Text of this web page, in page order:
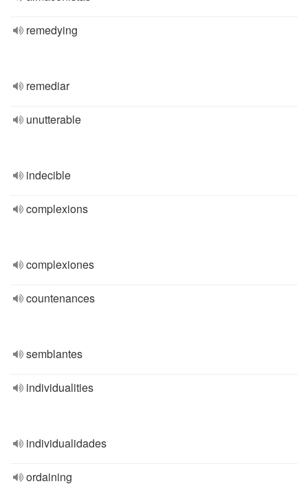
remedying
remediar
unutterable
indecible
complexions
complexiones
countenances
semblantes
individualities
individualidades
ordaining